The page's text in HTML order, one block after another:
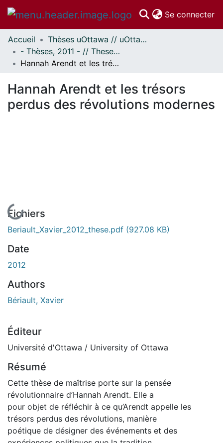
Se connecter
Communautés
et collections
Parcourir
À propos
Accueil
Thèses uOttawa // uOttawa Theses
- Thèses, 2011 - // Theses, 2011 -
Hannah Arendt et les trésors perdus des révolutions modernes
Hannah Arendt et les trésors
perdus des révolutions modernes
En cours de chargement...
Fichiers
Beriault_Xavier_2012_these.pdf (927.08 KB)
Date
2012
Authors
Bériault, Xavier
Éditeur
Université d'Ottawa / University of Ottawa
Résumé
Cette thèse de maîtrise porte sur la pensée
révolutionnaire d’Hannah Arendt. Elle a
pour objet de réfléchir à ce qu’Arendt appelle les
trésors perdus des révolutions, manière
poétique de désigner des événements et des